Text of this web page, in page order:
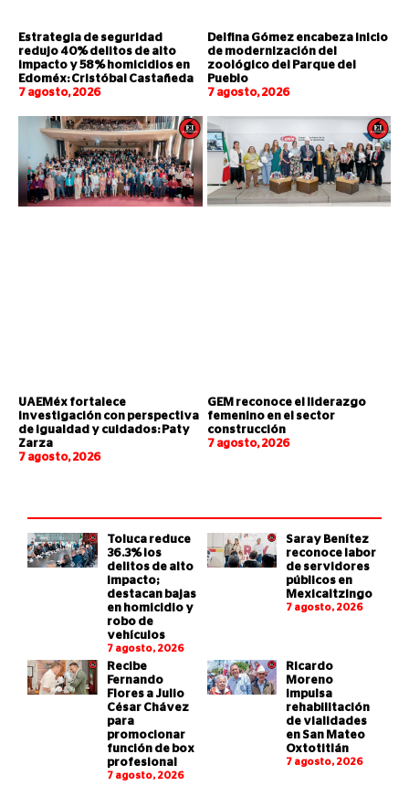
Estrategia de seguridad
redujo 40% delitos de alto
impacto y 58% homicidios en
Edoméx: Cristóbal Castañeda
7 agosto, 2026
Delfina Gómez encabeza inicio
de modernización del
zoológico del Parque del
Pueblo
7 agosto, 2026
UAEMéx fortalece
investigación con perspectiva
de igualdad y cuidados: Paty
Zarza
7 agosto, 2026
GEM reconoce el liderazgo
femenino en el sector
construcción
7 agosto, 2026
Toluca reduce
36.3% los
delitos de alto
impacto;
destacan bajas
en homicidio y
robo de
vehículos
7 agosto, 2026
Saray Benítez
reconoce labor
de servidores
públicos en
Mexicaltzingo
7 agosto, 2026
Recibe
Fernando
Flores a Julio
César Chávez
para
promocionar
función de box
profesional
7 agosto, 2026
Ricardo
Moreno
impulsa
rehabilitación
de vialidades
en San Mateo
Oxtotitlán
7 agosto, 2026